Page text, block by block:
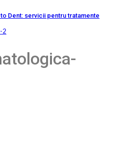
Dent: servicii pentru tratamente